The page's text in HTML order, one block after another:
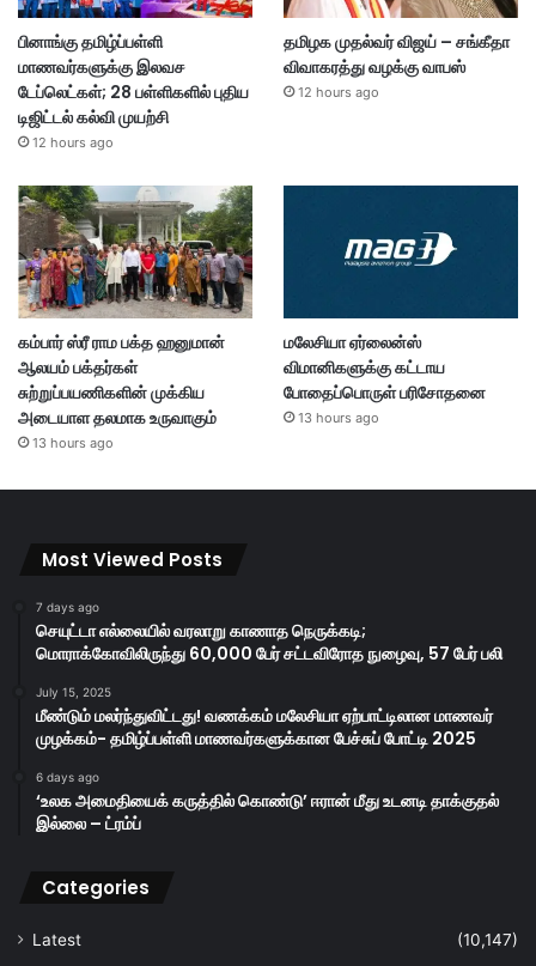
பினாங்கு தமிழ்ப்பள்ளி
மாணவர்களுக்கு இலவச
டேப்லெட்கள்; 28 பள்ளிகளில் புதிய
டிஜிட்டல் கல்வி முயற்சி
12 hours ago
தமிழக முதல்வர் விஜய் – சங்கீதா
விவாகரத்து வழக்கு வாபஸ்
12 hours ago
கம்பார் ஸ்ரீ ராம பக்த ஹனுமான்
ஆலயம் பக்தர்கள்
சுற்றுப்பயணிகளின் முக்கிய
அடையாள தலமாக உருவாகும்
13 hours ago
மலேசியா ஏர்லைன்ஸ்
விமானிகளுக்கு கட்டாய
போதைப்பொருள் பரிசோதனை
13 hours ago
Most Viewed Posts
7 days ago
செயுட்டா எல்லையில் வரலாறு காணாத நெருக்கடி;
மொராக்கோவிலிருந்து 60,000 பேர் சட்டவிரோத நுழைவு, 57 பேர் பலி
July 15, 2025
மீண்டும் மலர்ந்துவிட்டது! வணக்கம் மலேசியா ஏற்பாட்டிலான மாணவர்
முழக்கம்- தமிழ்ப்பள்ளி மாணவர்களுக்கான பேச்சுப் போட்டி 2025
6 days ago
‘உலக அமைதியைக் கருத்தில் கொண்டு’ ஈரான் மீது உடனடி தாக்குதல்
இல்லை – ட்ரம்ப்
Categories
Latest
(10,147)